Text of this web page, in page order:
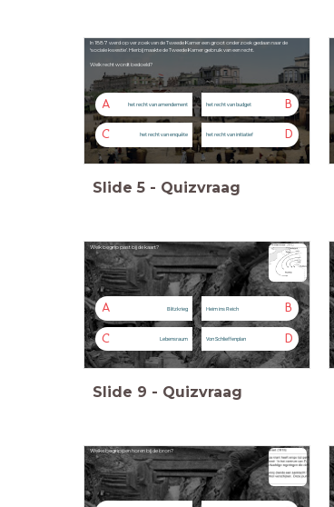
In 1887 werd op verzoek van de Tweede Kamer een groot onderzoek gedaan naar de
‘sociale kwestie’. Hierbij maakte de Tweede Kamer gebruik van een recht.
Welk recht wordt bedoeld?
A het recht van amendement B
het recht van budget
C het recht van enquête D
het recht van initiatief
Slide 5 - Quizvraag
Welk begrip past bij de kaart?
A Blitzkrieg B
Heim ins Reich
C Lebensraum D
Von Schlieffenplan
Slide 9 - Quizvraag
Welke begrippen horen bij de bron?